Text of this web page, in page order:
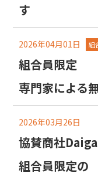
す
2026年04月01日 組
組合員限定
専門家による
2026年03月26日
協賛商社
組合員限定の